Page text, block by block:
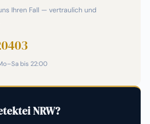
Ihren Fall — vertraulich und
bis 22:00
NRW?